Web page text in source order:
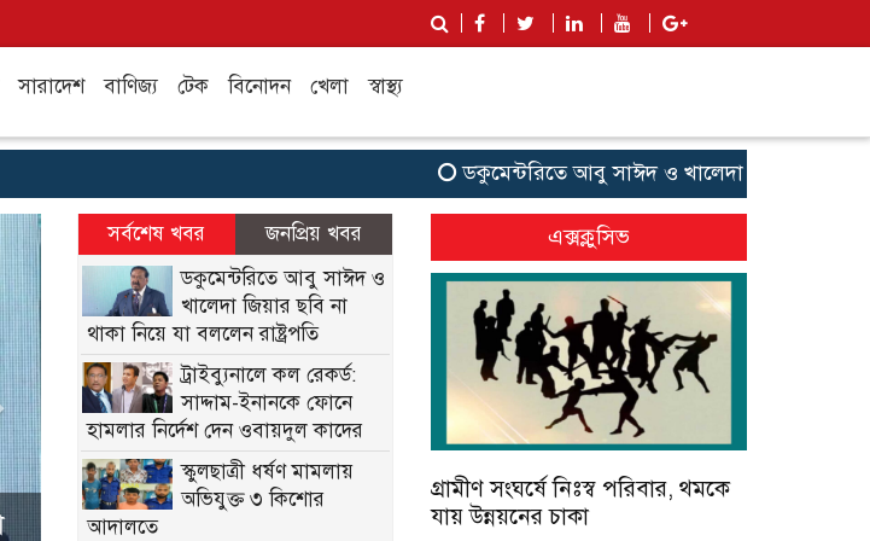
সারাদেশ বাণিজ্য টেক বিনোদন খেলা স্বাস্থ্য
ডকুমেন্টরিতে আবু সাঈদ ও খালেদা জিয়ার ছবি না থাকা নিয়ে যা
Next সর্বশেষ খবর
জনপ্রিয় খবর
ডকুমেন্টরিতে আবু সাঈদ ও
খালেদা জিয়ার ছবি না
থাকা নিয়ে যা বললেন রাষ্ট্রপতি
ট্রাইব্যুনালে কল রেকর্ড:
সাদ্দাম-ইনানকে ফোনে
হামলার নির্দেশ দেন ওবায়দুল কাদের
স্কুলছাত্রী ধর্ষণ মামলায়
অভিযুক্ত ৩ কিশোর
আদালতে
এক্সক্লুসিভ
গ্রামীণ সংঘর্ষে নিঃস্ব পরিবার, থমকে
যায় উন্নয়নের চাকা